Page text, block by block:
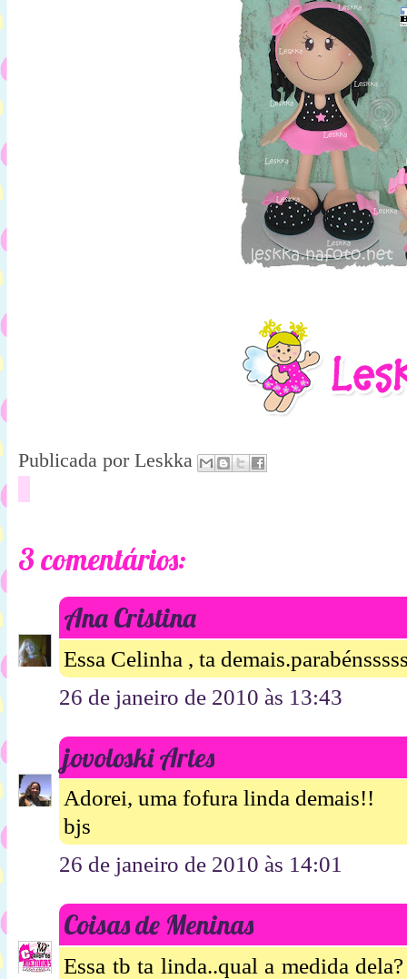
Publicada por Leskka
3 comentários:
Ana Cristina
Essa Celinha , ta
26 de janeiro de 2010 às 13:43
jovoloski Artes
Adorei, uma fofura linda demais!!
bjs
26 de janeiro de 2010 às 14:01
Coisas de Meninas
Essa tb ta linda..qual a medida